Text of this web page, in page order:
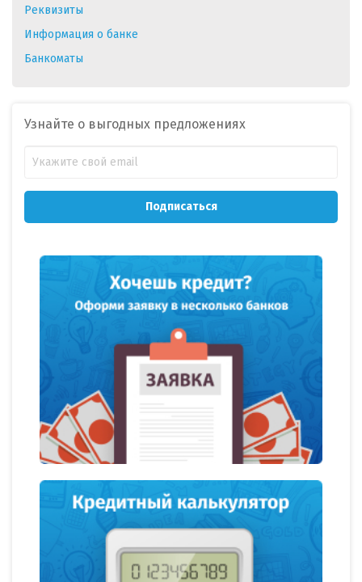
Реквизиты
Информация о банке
Банкоматы
Узнайте о выгодных предложениях
Подписаться